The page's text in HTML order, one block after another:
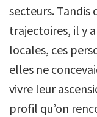
secteurs. Tandis
trajectoires, il y
locales, ces
elles ne
vivre leur
profil qu’on